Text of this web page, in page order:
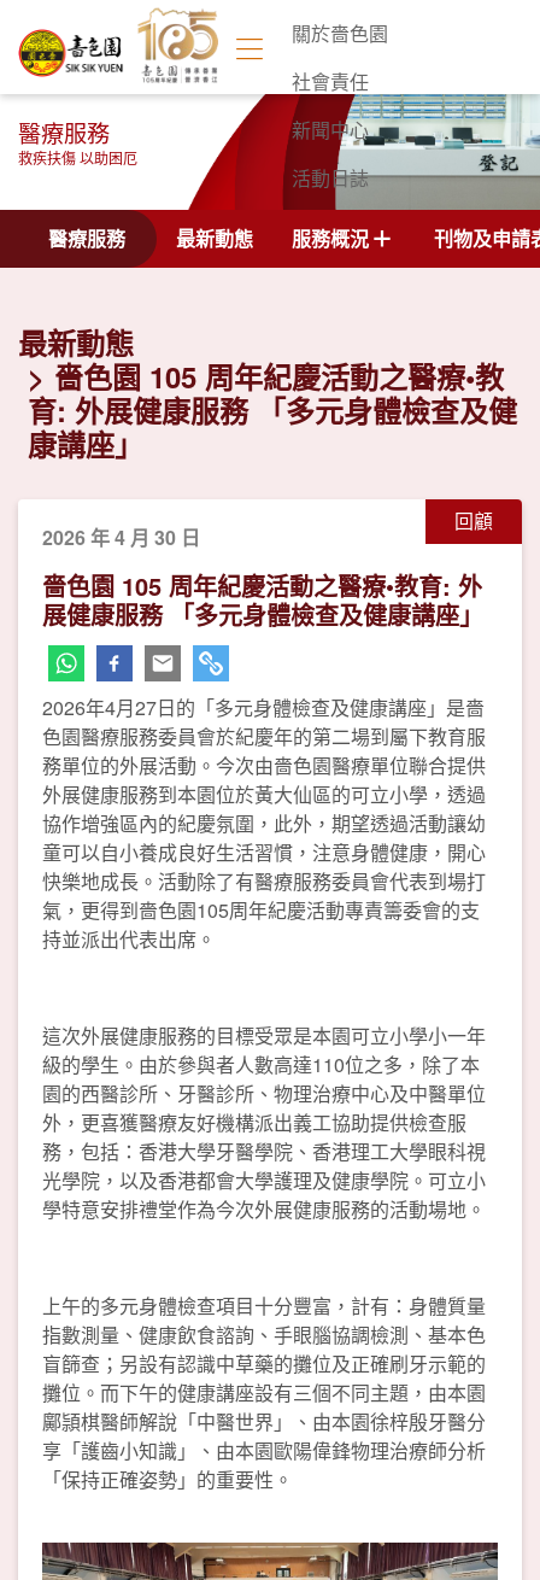
關於嗇色園
社會責任
新聞中心
活動日誌
聯絡我們
醫療服務
救疾扶傷 以助困厄
醫療服務 最新動態 服務概況 刊物及申請
最新動態
嗇色園 105 周年紀慶活動之醫療•教
育: 外展健康服務 「多元身體檢查及健
康講座」
回顧
2026 年 4 月 30 日
嗇色園 105 周年紀慶活動之醫療•教育: 外
展健康服務 「多元身體檢查及健康講座」
2026年4月27日的「多元身體檢查及健康講座」是嗇
色園醫療服務委員會於紀慶年的第二場到屬下教育服
務單位的外展活動。今次由嗇色園醫療單位聯合提供
外展健康服務到本園位於黃大仙區的可立小學，透過
協作增強區內的紀慶氛圍，此外，期望透過活動讓幼
童可以自小養成良好生活習慣，注意身體健康，開心
快樂地成長。活動除了有醫療服務委員會代表到場打
氣，更得到嗇色園105周年紀慶活動專責籌委會的支
持並派出代表出席。
這次外展健康服務的目標受眾是本園可立小學小一年
級的學生。由於參與者人數高達110位之多，除了本
園的西醫診所、牙醫診所、物理治療中心及中醫單位
外，更喜獲醫療友好機構派出義工協助提供檢查服
務，包括：香港大學牙醫學院、香港理工大學眼科視
光學院，以及香港都會大學護理及健康學院。可立小
學特意安排禮堂作為今次外展健康服務的活動場地。
上午的多元身體檢查項目十分豐富，計有：身體質量
指數測量、健康飲食諮詢、手眼腦協調檢測、基本色
盲篩查；另設有認識中草藥的攤位及正確刷牙示範的
攤位。而下午的健康講座設有三個不同主題，由本園
鄺頴棋醫師解說「中醫世界」、由本園徐梓殷牙醫分
享「護齒小知識」、由本園歐陽偉鋒物理治療師分析
「保持正確姿勢」的重要性。